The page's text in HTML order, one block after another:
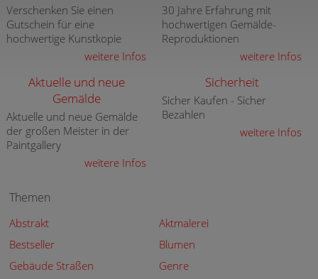
Verschenken Sie einen
Gutschein für eine
hochwertige Kunstkopie
weitere Infos
30 Jahre Erfahrung mit
hochwertigen Gemälde-
Reproduktionen
weitere Infos
Aktuelle und neue
Gemälde
Aktuelle und neue Gemälde
der großen Meister in der
Paintgallery
weitere Infos
Sicherheit
Sicher Kaufen - Sicher
Bezahlen
weitere Infos
Themen
Abstrakt
Aktmalerei
Bestseller
Blumen
Gebäude Straßen
Genre